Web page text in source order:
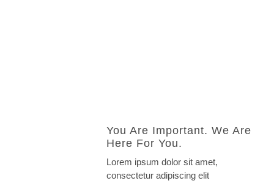
You Are Important. We Are
Here For You.
Lorem ipsum dolor sit amet,
consectetur adipiscing elit